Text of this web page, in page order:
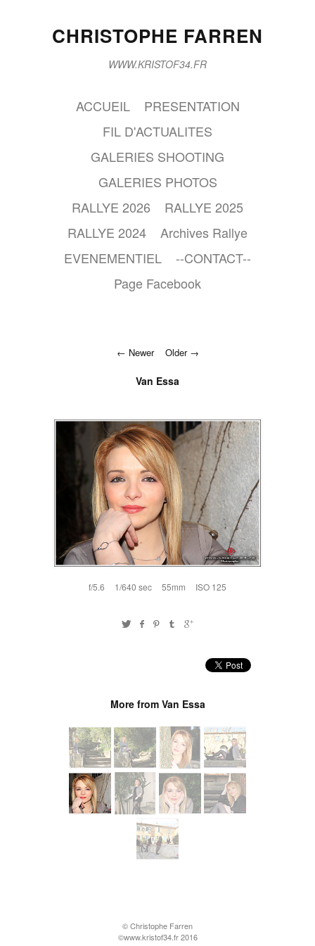
CHRISTOPHE FARREN
WWW.KRISTOF34.FR
ACCUEIL
PRESENTATION
FIL D'ACTUALITES
GALERIES SHOOTING
GALERIES PHOTOS
RALLYE 2026
RALLYE 2025
RALLYE 2024
Archives Rallye
EVENEMENTIEL
--CONTACT--
Page Facebook
Newer Older
Van Essa
f/5.6 1/640 sec 55mm ISO 125
More from Van Essa
© Christophe Farren
©www.kristof34.fr 2016